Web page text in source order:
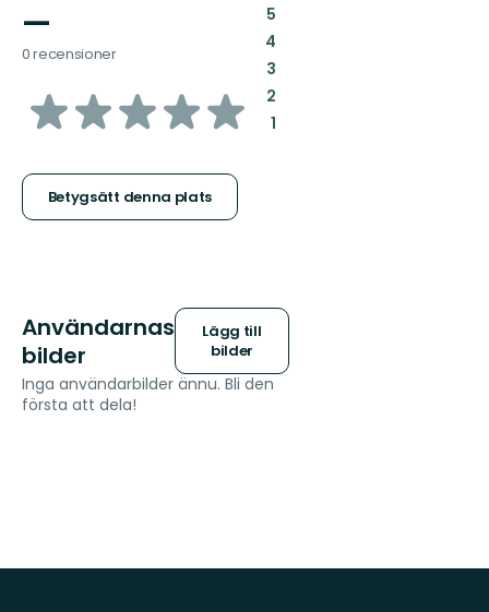
—
0 recensioner
av
stjärnor
Betygsätt denna plats
5:
4:
3:
2:
1:
Användarnas
bilder
Lägg till
bilder
Inga användarbilder ännu. Bli den
första att dela!